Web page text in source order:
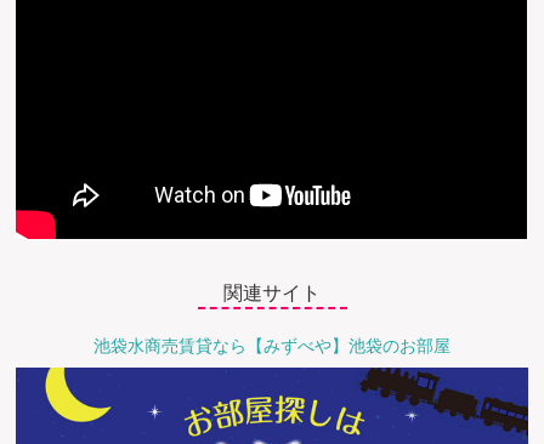
関連サイト
池袋水商売賃貸なら【みずべや】池袋のお部屋